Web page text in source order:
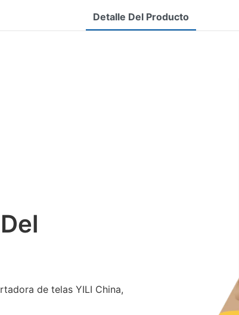
Detalle Del Producto
de telas YILI China,